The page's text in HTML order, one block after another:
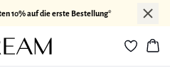
10% auf die erste Bestellung*